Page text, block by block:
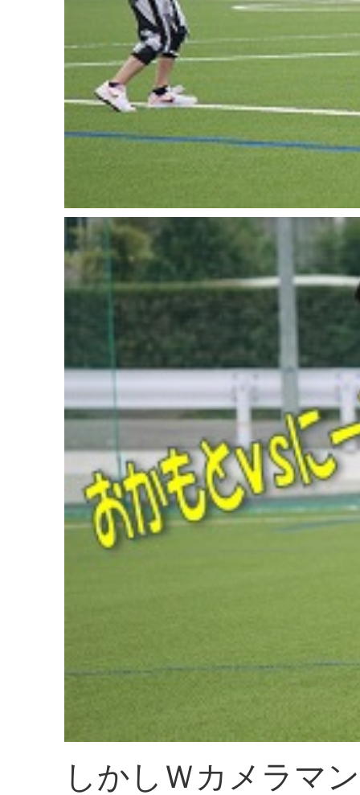
しかしＷカメラマ